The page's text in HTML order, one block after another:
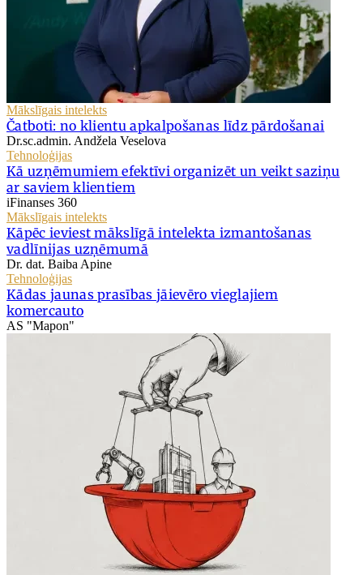
Mākslīgais intelekts
Čatboti: no klientu apkalpošanas līdz pārdošanai
Dr.sc.admin. Andžela Veselova
Tehnoloģijas
Kā uzņēmumiem efektīvi organizēt un veikt saziņu
ar saviem klientiem
iFinanses 360
Mākslīgais intelekts
Kāpēc ieviest mākslīgā intelekta izmantošanas
vadlīnijas uzņēmumā
Dr. dat. Baiba Apine
Tehnoloģijas
Kādas jaunas prasības jāievēro vieglajiem
komercauto
AS "Mapon"